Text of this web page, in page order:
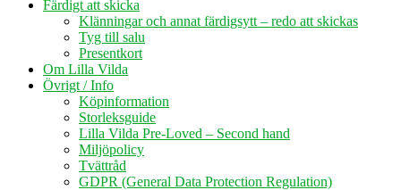
Färdigt att skicka
Klänningar och annat färdigsytt – redo att skickas
Tyg till salu
Presentkort
Om Lilla Vilda
Övrigt / Info
Köpinformation
Storleksguide
Lilla Vilda Pre-Loved – Second hand
Miljöpolicy
Tvättråd
GDPR (General Data Protection Regulation)